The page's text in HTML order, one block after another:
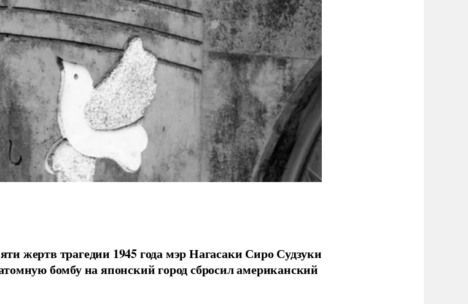
жертв трагедии 1945 года мэр Нагасаки Сиро Судзуки
бомбу на японский город сбросил американский